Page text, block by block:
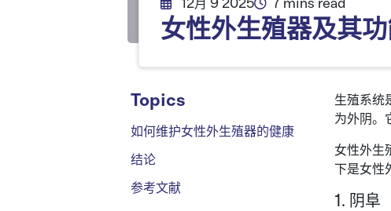
女性外生殖器及其功
Topics
如何维护女性外生殖器的健康
结论
参考文献
生殖系统
为外阴。
女性外生
下是女性
1. 阴阜